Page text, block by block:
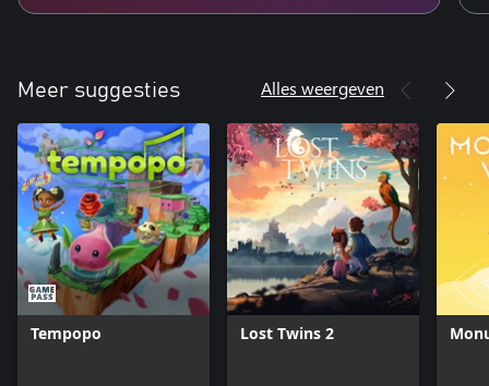
Meer suggesties Alles weergeven
Tempopo Lost Twins 2